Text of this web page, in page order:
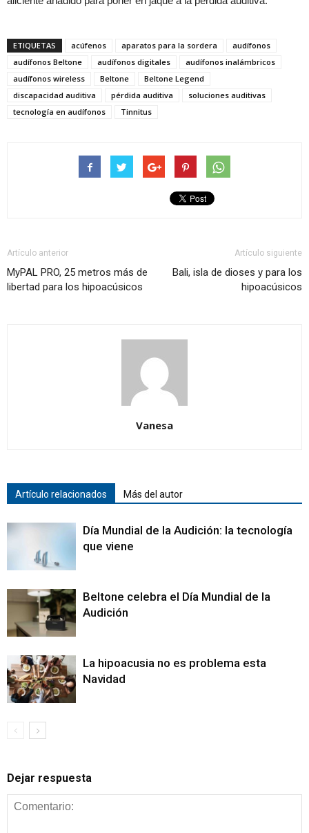
ETIQUETAS acúfenos aparatos para la sordera
audífonos
audífonos Beltone
audífonos digitales
audífonos inalámbricos
audífonos wireless
Beltone
Beltone Legend
discapacidad auditiva
pérdida auditiva
soluciones auditivas
tecnología en audífonos
Tinnitus
Artículo anterior
MyPAL PRO, 25 metros más de
libertad para los hipoacúsicos
Artículo siguiente
Bali, isla de dioses y para los
hipoacúsicos
Vanesa
Artículo relacionados Más del autor
Día Mundial de la Audición: la tecnología
que viene
Beltone celebra el Día Mundial de la
Audición
La hipoacusia no es problema esta
Navidad
Dejar respuesta